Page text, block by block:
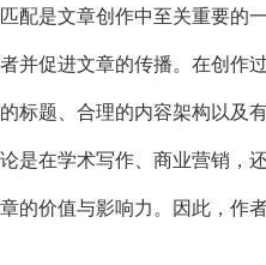
配是文章创作中至关重要的
并促进文章的传播。在创作
标题、合理的内容架构以及
是在学术写作、商业营销，
的价值与影响力。因此，作